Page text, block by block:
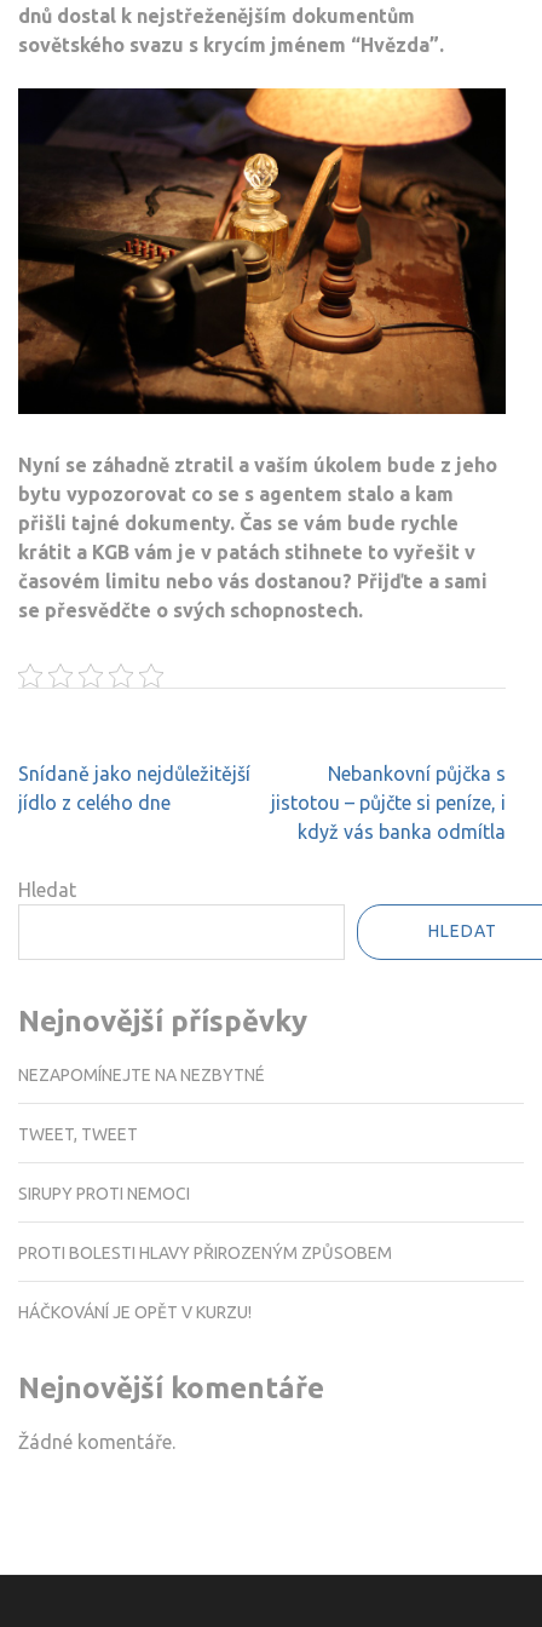
dnů dostal k nejstřeženějším dokumentům
sovětského svazu s krycím jménem “Hvězda”.
Nyní se záhadně ztratil a vaším úkolem bude z jeho
bytu vypozorovat co se s agentem stalo a kam
přišli tajné dokumenty. Čas se vám bude rychle
krátit a KGB vám je v patách stihnete to vyřešit v
časovém limitu nebo vás dostanou? Přijďte a sami
se přesvědčte o svých schopnostech.
Navigace
pro
Snídaně jako nejdůležitější
jídlo z celého dne
Nebankovní půjčka s
jistotou – půjčte si peníze, i
když vás banka odmítla
Hledat
HLEDAT
Nejnovější příspěvky
NEZAPOMÍNEJTE NA NEZBYTNÉ
TWEET, TWEET
SIRUPY PROTI NEMOCI
PROTI BOLESTI HLAVY PŘIROZENÝM ZPŮSOBEM
HÁČKOVÁNÍ JE OPĚT V KURZU!
Nejnovější komentáře
Žádné komentáře.